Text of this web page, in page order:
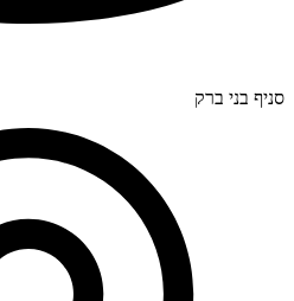
סניף בני ברק